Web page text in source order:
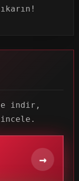
indir,
incele.
→